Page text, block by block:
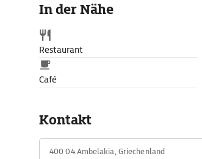
In der Nähe
Restaurant
Café
Kontakt
400 04 Ambelakia, Griechenland